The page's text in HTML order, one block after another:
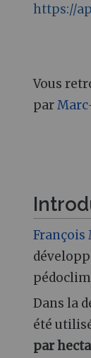
https://
Vous
par
François
Dans la
été
par